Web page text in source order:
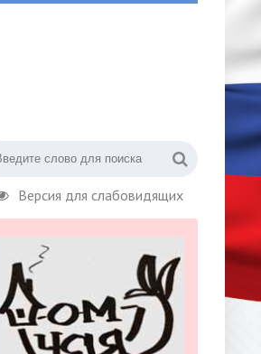
Версия для слабовидящих